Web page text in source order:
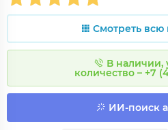
Смотреть
В наличии,
количество – +7
ИИ-поиск